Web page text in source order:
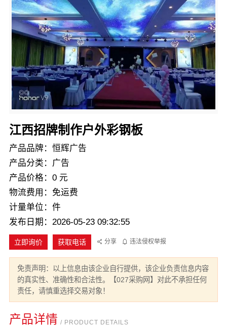
江西招牌制作户外彩钢板
产品品牌：恒辉广告
产品分类：广告
产品价格：0 元
物流费用：免运费
计量单位：件
发布日期：2026-05-23 09:32:55
立即询价 获取电话 分享 违法侵权举报
免责声明：以上信息由该企业自行提供，该企业负责信息内容
的真实性、准确性和合法性。【027采购网】对此不承担任何
责任，请慎重选择交易对象！
产品详情 / PRODUCT DETAILS